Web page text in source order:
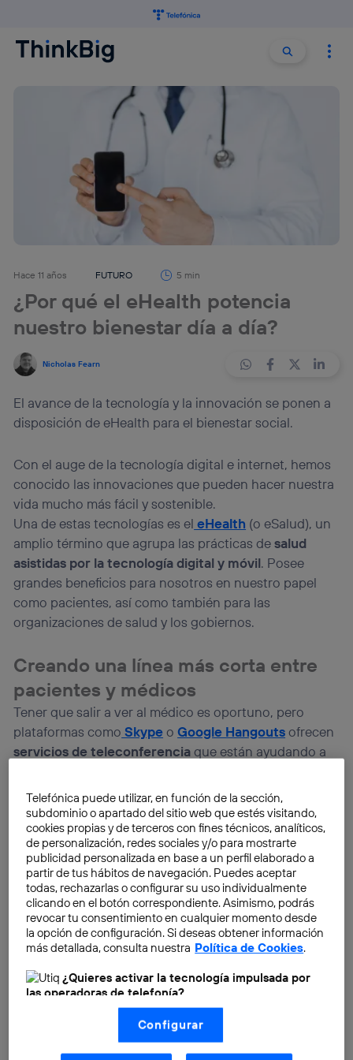
Buscar
Hace 11 años FUTURO 5 min
¿Por qué el eHealth potencia
nuestro bienestar día a día?
Nicholas Fearn
El avance de la tecnología y la innovación se ponen a
disposición de eHealth para el bienestar social.
Con el auge de la tecnología digital e internet, hemos
conocido las innovaciones que pueden hacer nuestra
vida mucho más fácil y sostenible.
Una de estas tecnologías es el eHealth (o eSalud), un
amplio término que agrupa las prácticas desalud
asistidas por la tecnología digital y móvil. Posee
grandes beneficios para nosotros en nuestro papel
como pacientes, así como también para las
organizaciones de salud y los gobiernos.
Creando una línea más corta entre
pacientes y médicos
Tener que salir a ver al médico es oportuno, pero
plataformas como SkypeoGoogle Hangoutsofrecen
servicios de teleconferenciaque están ayudando a
es la aplicación deHealth Tap, con la que podrás
contactar con más de 65.000 médicos que están
online las 24 horas, los 7 días de la semana y
responderán a tus preguntas sobre salud con rapidez
y precisión.
Telefónica puede utilizar, en función de la sección,
subdominio o apartado del sitio web que estés visitando,
cookies propias y de terceros con fines técnicos, analíticos,
de personalización, redes sociales y/o para mostrarte
publicidad personalizada en base a un perfil elaborado a
partir de tus hábitos de navegación. Puedes aceptar
todas, rechazarlas o configurar su uso individualmente
clicando en el botón correspondiente. Asimismo, podrás
revocar tu consentimiento en cualquier momento desde
la opción de configuración. Si deseas obtener información
más detallada, consulta nuestra Política de Cookies.
¿Quieres activar la tecnología impulsada por
las operadoras de telefonía?
Nosotros, Telefónica S.A., utilizamos la tecnología Utiq para
realizar nuestras acciones de marketing digital o análisis
(como se describe en este aviso de consentimiento)
basadas en tu navegación en nuestra(s) web(s)
Configurar